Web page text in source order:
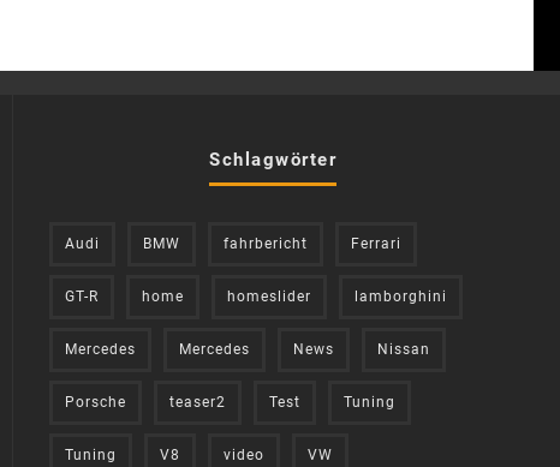
Schlagwörter
Audi BMW fahrbericht Ferrari
GT-R home homeslider lamborghini
Mercedes Mercedes News Nissan
Porsche teaser2 Test Tuning
Tuning V8 video VW